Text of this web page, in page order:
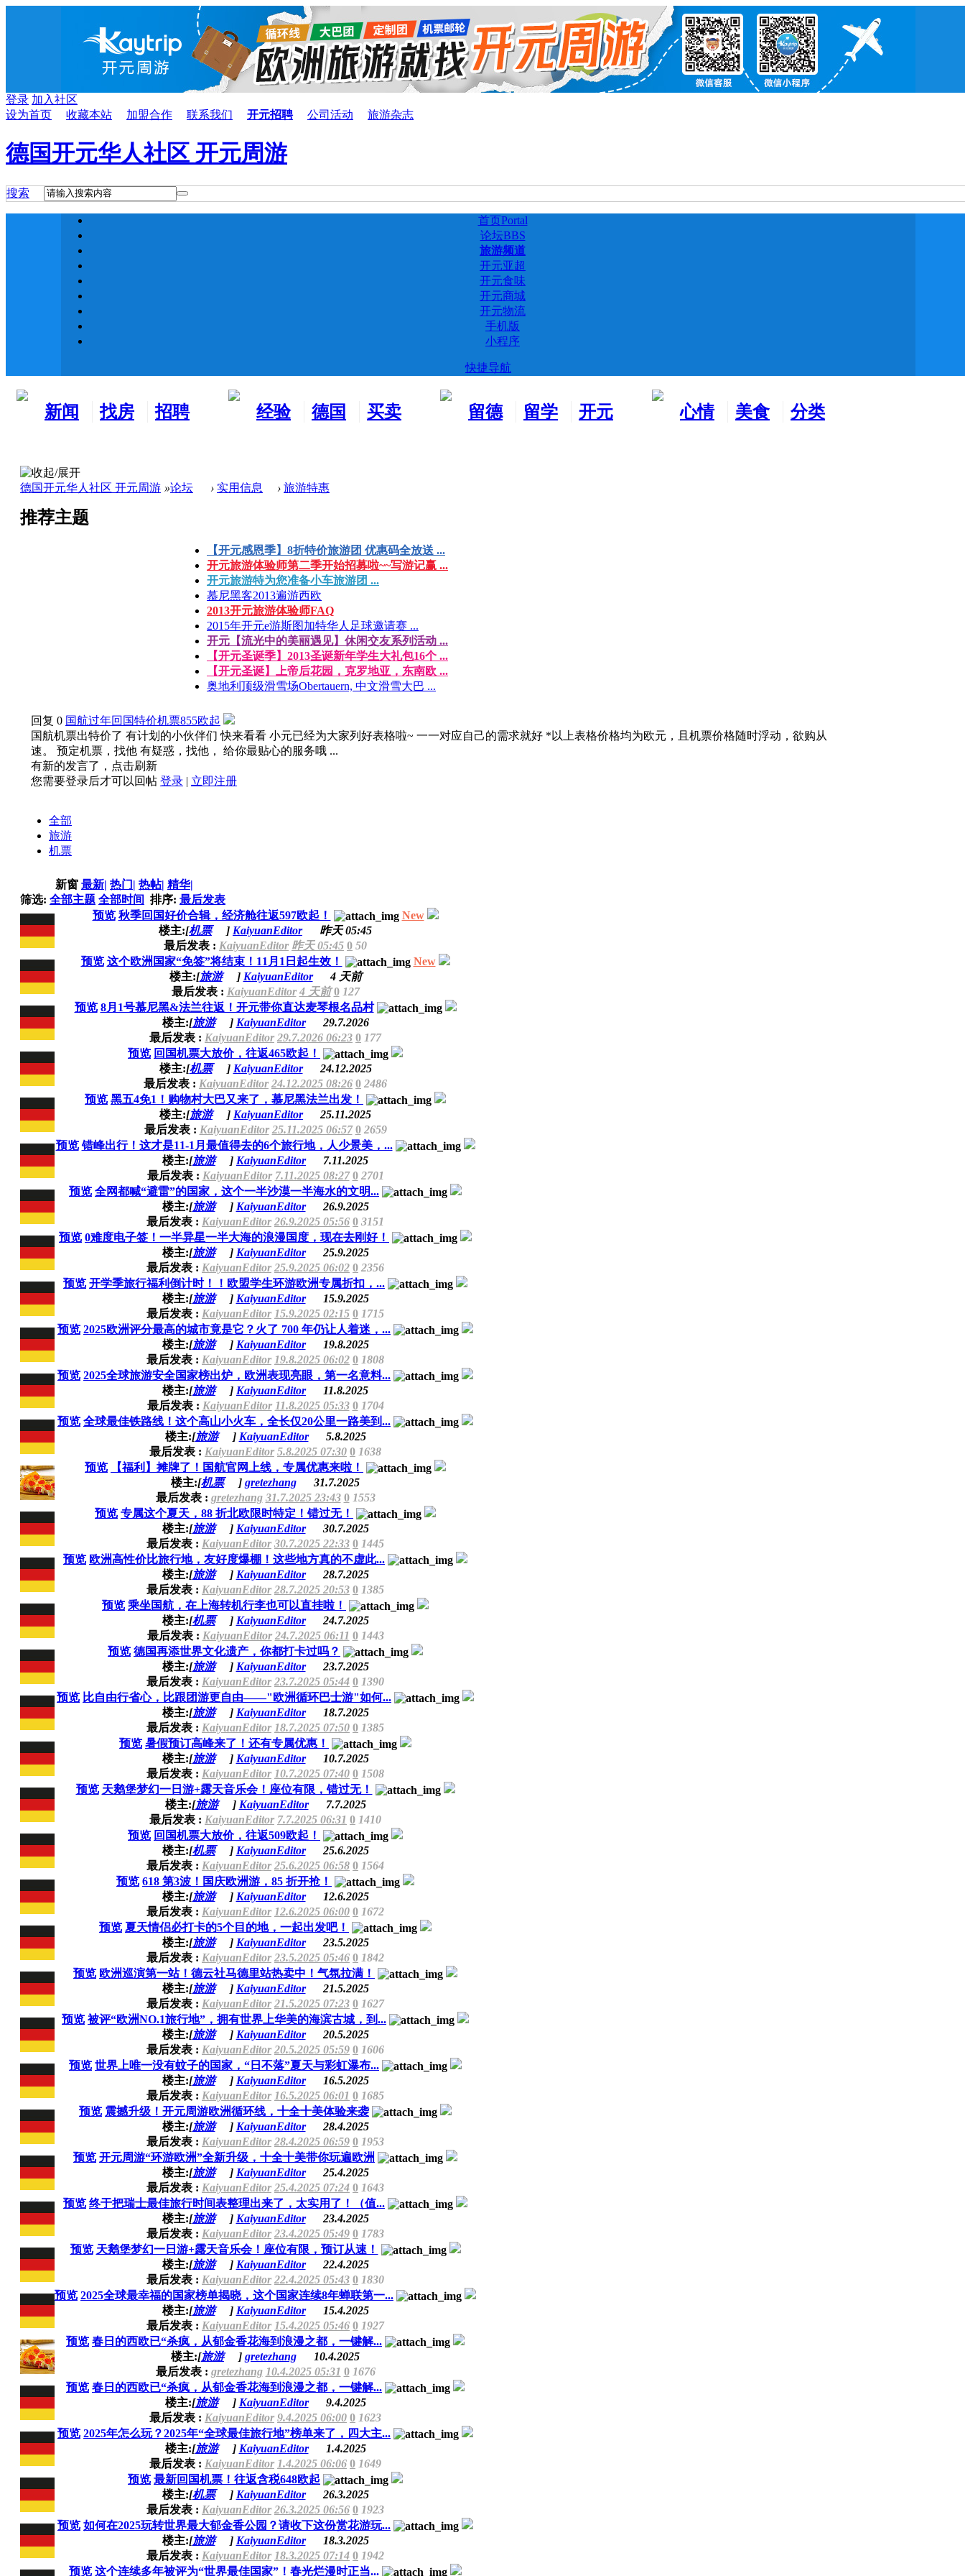
登录 加入社区
设为首页
收藏本站 加盟合作 联系我们 开元招聘 公司活动 旅游杂志
德国开元华人社区 开元周游
搜索
首页Portal
论坛BBS
旅游频道
开元亚超
开元食味
开元商城
开元物流
手机版
小程序
快捷导航
新闻
找房
招聘
经验
德国
买卖
留德
留学
开元
心情
美食
分类
德国开元华人社区 开元周游 »论坛 › 实用信息 › 旅游特惠
推荐主题
【开元感恩季】8折特价旅游团 优惠码全放送 ...
开元旅游体验师第二季开始招募啦~~写游记赢 ...
开元旅游特为您准备小车旅游团 ...
慕尼黑客2013遍游西欧
2013开元旅游体验师FAQ
2015年开元e游斯图加特华人足球邀请赛 ...
开元【流光中的美丽遇见】休闲交友系列活动 ...
【开元圣诞季】2013圣诞新年学生大礼包16个 ...
【开元圣诞】上帝后花园，克罗地亚，东南欧 ...
奥地利顶级滑雪场Obertauern, 中文滑雪大巴 ...
回复 0 国航过年回国特价机票855欧起
国航机票出特价了 有计划的小伙伴们 快来看看 小元已经为大家列好表格啦~ 一一对应自己的需求就好 *以上表格价格均为欧元，且机票价格随时浮动，欲购从
速。 预定机票，找他 有疑惑，找他， 给你最贴心的服务哦 ...
有新的发言了，点击刷新
您需要登录后才可以回帖 登录 | 立即注册
全部
旅游
机票
新窗 最新| 热门 | 热帖| 精华|
筛选: 全部主题 全部时间 排序: 最后发表
预览 秋季回国好价合辑，经济舱往返597欧起！
New
楼主:[机票 ] KaiyuanEditor
昨天 05:45
最后发表 : KaiyuanEditor 昨天 05:45 0 50
预览 这个欧洲国家“免签”将结束！11月1日起生效！
New
楼主:[旅游 ] KaiyuanEditor
4 天前
最后发表 : KaiyuanEditor 4 天前 0 127
预览 8月1号慕尼黑&法兰往返！开元带你直达麦琴根名品村
楼主:[旅游 ] KaiyuanEditor
29.7.2026
最后发表 : KaiyuanEditor 29.7.2026 06:23 0 177
预览 回国机票大放价，往返465欧起！
楼主:[机票 ] KaiyuanEditor
24.12.2025
最后发表 : KaiyuanEditor 24.12.2025 08:26 0 2486
预览 黑五4免1！购物村大巴又来了，慕尼黑法兰出发！
楼主:[旅游 ] KaiyuanEditor
25.11.2025
最后发表 : KaiyuanEditor 25.11.2025 06:57 0 2659
预览 错峰出行！这才是11-1月最值得去的6个旅行地，人少景美，...
楼主:[旅游 ] KaiyuanEditor
7.11.2025
最后发表 : KaiyuanEditor 7.11.2025 08:27 0 2701
预览 全网都喊“避雷”的国家，这个一半沙漠一半海水的文明...
楼主:[旅游 ] KaiyuanEditor
26.9.2025
最后发表 : KaiyuanEditor 26.9.2025 05:56 0 3151
预览 0难度电子签！一半异星一半大海的浪漫国度，现在去刚好！
楼主:[旅游 ] KaiyuanEditor
25.9.2025
最后发表 : KaiyuanEditor 25.9.2025 06:02 0 2356
预览 开学季旅行福利倒计时！！欧盟学生环游欧洲专属折扣，...
楼主:[旅游 ] KaiyuanEditor
15.9.2025
最后发表 : KaiyuanEditor 15.9.2025 02:15 0 1715
预览 2025欧洲评分最高的城市竟是它？火了 700 年仍让人着迷，...
楼主:[旅游 ] KaiyuanEditor
19.8.2025
最后发表 : KaiyuanEditor 19.8.2025 06:02 0 1808
预览 2025全球旅游安全国家榜出炉，欧洲表现亮眼，第一名意料...
楼主:[旅游 ] KaiyuanEditor
11.8.2025
最后发表 : KaiyuanEditor 11.8.2025 05:33 0 1704
预览 全球最佳铁路线！这个高山小火车，全长仅20公里一路美到...
楼主:[旅游 ] KaiyuanEditor
5.8.2025
最后发表 : KaiyuanEditor 5.8.2025 07:30 0 1638
预览
【福利】摊牌了！国航官网上线，专属优惠来啦！
楼主:[机票 ] gretezhang
31.7.2025
最后发表 : gretezhang 31.7.2025 23:43 0 1553
预览 专属这个夏天，88 折北欧限时特定！错过无！
楼主:[旅游 ] KaiyuanEditor
30.7.2025
最后发表 : KaiyuanEditor 30.7.2025 22:33 0 1445
预览 欧洲高性价比旅行地，友好度爆棚！这些地方真的不虚此...
楼主:[旅游 ] KaiyuanEditor
28.7.2025
最后发表 : KaiyuanEditor 28.7.2025 20:53 0 1385
预览 乘坐国航，在上海转机行李也可以直挂啦！
楼主:[机票 ] KaiyuanEditor
24.7.2025
最后发表 : KaiyuanEditor 24.7.2025 06:11 0 1443
预览 德国再添世界文化遗产，你都打卡过吗？
楼主:[旅游 ] KaiyuanEditor
23.7.2025
最后发表 : KaiyuanEditor 23.7.2025 05:44 0 1390
预览 比自由行省心，比跟团游更自由——"欧洲循环巴士游"如何...
楼主:[旅游 ] KaiyuanEditor
18.7.2025
最后发表 : KaiyuanEditor 18.7.2025 07:50 0 1385
预览 暑假预订高峰来了！还有专属优惠！
楼主:[旅游 ] KaiyuanEditor
10.7.2025
最后发表 : KaiyuanEditor 10.7.2025 07:40 0 1508
预览 天鹅堡梦幻一日游+露天音乐会！座位有限，错过无！
楼主:[旅游 ] KaiyuanEditor
7.7.2025
最后发表 : KaiyuanEditor 7.7.2025 06:31 0 1410
预览 回国机票大放价，往返509欧起！
楼主:[机票 ] KaiyuanEditor
25.6.2025
最后发表 : KaiyuanEditor 25.6.2025 06:58 0 1564
预览 618 第3波！国庆欧洲游，85 折开抢！
楼主:[旅游 ] KaiyuanEditor
12.6.2025
最后发表 : KaiyuanEditor 12.6.2025 06:00 0 1672
预览 夏天情侣必打卡的5个目的地，一起出发吧！
楼主:[旅游 ] KaiyuanEditor
23.5.2025
最后发表 : KaiyuanEditor 23.5.2025 05:46 0 1842
预览 欧洲巡演第一站！德云社马德里站热卖中！气氛拉满！
楼主:[旅游 ] KaiyuanEditor
21.5.2025
最后发表 : KaiyuanEditor 21.5.2025 07:23 0 1627
预览 被评“欧洲NO.1旅行地”，拥有世界上华美的海滨古城，到...
楼主:[旅游 ] KaiyuanEditor
20.5.2025
最后发表 : KaiyuanEditor 20.5.2025 05:59 0 1606
预览 世界上唯一没有蚊子的国家，“日不落”夏天与彩虹瀑布...
楼主:[旅游 ] KaiyuanEditor
16.5.2025
最后发表 : KaiyuanEditor 16.5.2025 06:01 0 1685
预览 震撼升级！开元周游欧洲循环线，十全十美体验来袭
楼主:[旅游 ] KaiyuanEditor
28.4.2025
最后发表 : KaiyuanEditor 28.4.2025 06:59 0 1953
预览 开元周游“环游欧洲”全新升级，十全十美带你玩遍欧洲
楼主:[旅游 ] KaiyuanEditor
25.4.2025
最后发表 : KaiyuanEditor 25.4.2025 07:24 0 1643
预览 终于把瑞士最佳旅行时间表整理出来了，太实用了！（值...
楼主:[旅游 ] KaiyuanEditor
23.4.2025
最后发表 : KaiyuanEditor 23.4.2025 05:49 0 1783
预览 天鹅堡梦幻一日游+露天音乐会！座位有限，预订从速！
楼主:[旅游 ] KaiyuanEditor
22.4.2025
最后发表 : KaiyuanEditor 22.4.2025 05:43 0 1830
预览 2025全球最幸福的国家榜单揭晓，这个国家连续8年蝉联第一...
楼主:[旅游 ] KaiyuanEditor
15.4.2025
最后发表 : KaiyuanEditor 15.4.2025 05:46 0 1927
预览 春日的西欧已“杀疯，从郁金香花海到浪漫之都，一键解...
楼主:[旅游 ] gretezhang
10.4.2025
最后发表 : gretezhang 10.4.2025 05:31 0 1676
预览 春日的西欧已“杀疯，从郁金香花海到浪漫之都，一键解...
楼主:[旅游 ] KaiyuanEditor
9.4.2025
最后发表 : KaiyuanEditor 9.4.2025 06:00 0 1623
预览 2025年怎么玩？2025年“全球最佳旅行地”榜单来了，四大主...
楼主:[旅游 ] KaiyuanEditor
1.4.2025
最后发表 : KaiyuanEditor 1.4.2025 06:06 0 1649
预览 最新回国机票！往返含税648欧起
楼主:[机票 ] KaiyuanEditor
26.3.2025
最后发表 : KaiyuanEditor 26.3.2025 06:56 0 1923
预览 如何在2025玩转世界最大郁金香公园？请收下这份赏花游玩...
楼主:[旅游 ] KaiyuanEditor
18.3.2025
最后发表 : KaiyuanEditor 18.3.2025 07:14 0 1942
预览 这个连续多年被评为“世界最佳国家”！春光烂漫时正当...